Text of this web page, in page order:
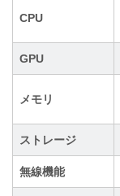
CPU
GPU
メモリ
ストレージ
無線機能